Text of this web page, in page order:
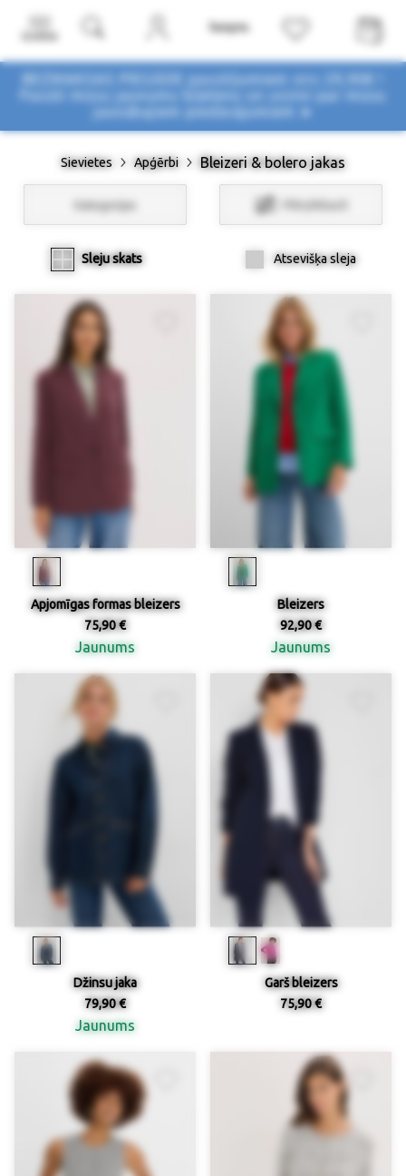
BEZMAKSAS PIEGĀDE pasūtījumiem virs 29,90€ !
Pasūti mūsu jaunumu biļetenu un uzzini par mūsu
Sievietes Apģērbi Bleizeri & bolero jakas
Kategorijas Filtri/Atlasīt
Sleju skats Atsevišķa sleja
Apjomīgas formas bleizers
75,90 €
Jaunums
Bleizers
92,90 €
Jaunums
Džinsu jaka
79,90 €
Jaunums
Garš bleizers
75,90 €